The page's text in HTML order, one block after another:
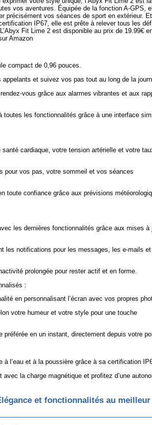
vos aventures. Équipée de la fonction A-GPS,
précisément vos séances de sport en extérieur.
IP67, elle est prête à relever tous les
Fit Lime 2 est disponible au prix de 19.99€
Amazon
compact de 0,96 pouces.
appelants et suivez vos pas tout au long de la
vous grâce aux alarmes vibrantes et aux
toutes les fonctionnalités grâce à une interface
cardiaque, votre tension artérielle et votre
pour vos pas, votre sommeil et vos séances
toute confiance grâce aux prévisions
les dernières fonctionnalités grâce aux mises à
les notifications pour les messages, les e-mails
prolongée pour rester actif et en forme.
:
en personnalisant l’écran avec vos propres
votre humeur et votre style pour une touche
préférée en un instant, directement depuis votre
à l’eau et à la poussière grâce à sa certification
avec la charge magnétique et profitez d’une
et fonctionnalités au meilleur